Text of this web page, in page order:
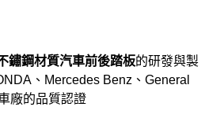
鏽鋼材質汽車前後踏板的研發與製
、Mercedes Benz、General
廠的品質認證